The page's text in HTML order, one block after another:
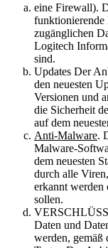
eine Firewall).
funktionierende
zugänglichen
Logitech
sind.
Updates Der
den neuesten
Versionen und
die Sicherheit
auf dem
Anti-Malware.
Malware-
dem neuesten
durch alle
erkannt werden
sollen.
Daten und
werden, gemäß